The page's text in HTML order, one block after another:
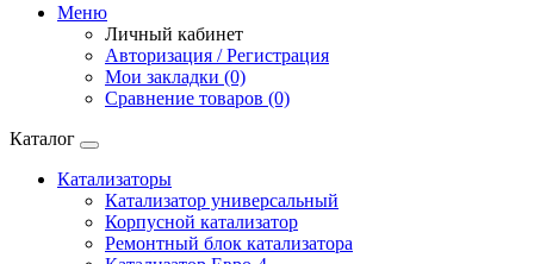
Меню
Личный кабинет
Авторизация / Регистрация
Мои закладки (0)
Сравнение товаров (0)
Каталог
Катализаторы
Катализатор универсальный
Корпусной катализатор
Ремонтный блок катализатора